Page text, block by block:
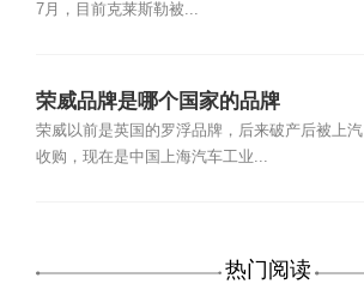
7月，目前克莱斯勒被...
荣威品牌是哪个国家的品牌
荣威以前是英国的罗浮品牌，后来破产后被上汽
收购，现在是中国上海汽车工业...
热门阅读